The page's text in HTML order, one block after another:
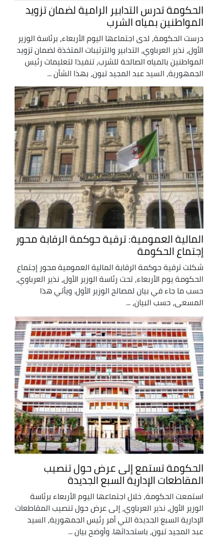
الحكومة تدرس التدابير الرامية لضمان تزويد
المواطنين بمياه الشرب
درست الحكومة، لدى اجتماعها اليوم الأربعاء، برئاسة الوزير
الأول، نذير العرباوي، التدابير والترتيبات المتخذة لضمان تزويد
المواطنين بالمياه الصالحة للشرب، تنفيذا لتعليمات رئيس
الجمهورية، السيد عبد المجيد تبون، بهذا الشأن ...
المالية العمومية: ترقية حوكمة الرقابة محور
إجتماع الحكومة
شكلت ترقية حوكمة الرقابة المالية العمومية محور إجتماع
الحكومة يوم الأربعاء، تحت رئاسة الوزير الأول، نذير العرباوي،
حسب ما جاء في بيان لمصالح الوزير الأول. ويأتي هذا
المسعى، حسب البيان، ...
الحكومة تستمع إلى عرض حول تنصيب
المقاطعات الإدارية السبع الجديدة
استمعت الحكومة، خلال اجتماعها اليوم الأربعاء برئاسة
الوزير الأول، نذير العرباوي، إلى عرض حول تنصيب المقاطعات
الإدارية السبع الجديدة التي أمر رئيس الجمهورية، السيد
عبد المجيد تبون، باستحداثها. وأوضح بيان ...